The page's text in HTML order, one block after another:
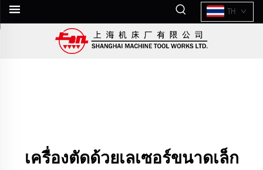
TH
เครื่องตัดด้วยเลเซอร์ขนาดเล็ก